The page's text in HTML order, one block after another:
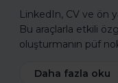
LinkedIn, CV ve ön
Bu araçlarla etkili
oluşturmanın püf
Daha fazla oku